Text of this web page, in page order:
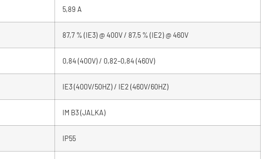
5,89 A
87,7 % (IE3) @ 400V / 87,5 % (IE2) @ 460V
0,84 (400V) / 0,82–0,84 (460V)
IE3 (400V/50HZ) / IE2 (460V/60HZ)
IM B3 (JALKA)
IP55